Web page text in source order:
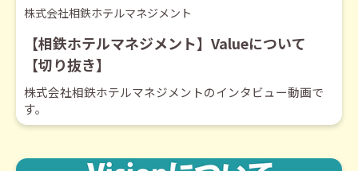
株式会社相鉄ホテルマネジメント
【相鉄ホテルマネジメント】Valueについて
【切り抜き】
株式会社相鉄ホテルマネジメントのインタビュー動画で
す。